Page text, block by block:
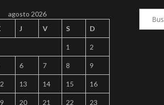
agosto 2026
J V S D
1 2
6 7 8 9
13 14 15 16
20 21 22 23